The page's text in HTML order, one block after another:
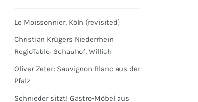
Le Moissonnier, Köln (revisited)
Christian Krügers Niederrhein
RegioTable: Schauhof, Willich
Oliver Zeter: Sauvignon Blanc aus der
Pfalz
Schnieder sitzt! Gastro-Möbel aus